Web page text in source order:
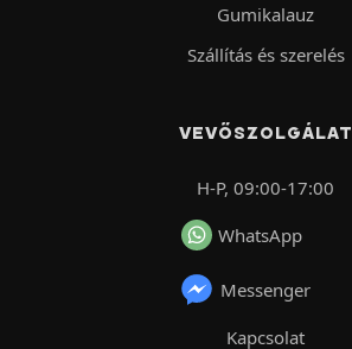
Gumikalauz
Szállítás és szerelés
VEVŐSZOLGÁLAT
H-P, 09:00-17:00
WhatsApp
Messenger
Kapcsolat